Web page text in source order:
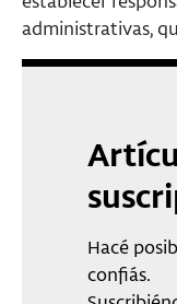
administrativas,
Hacé
confiás.